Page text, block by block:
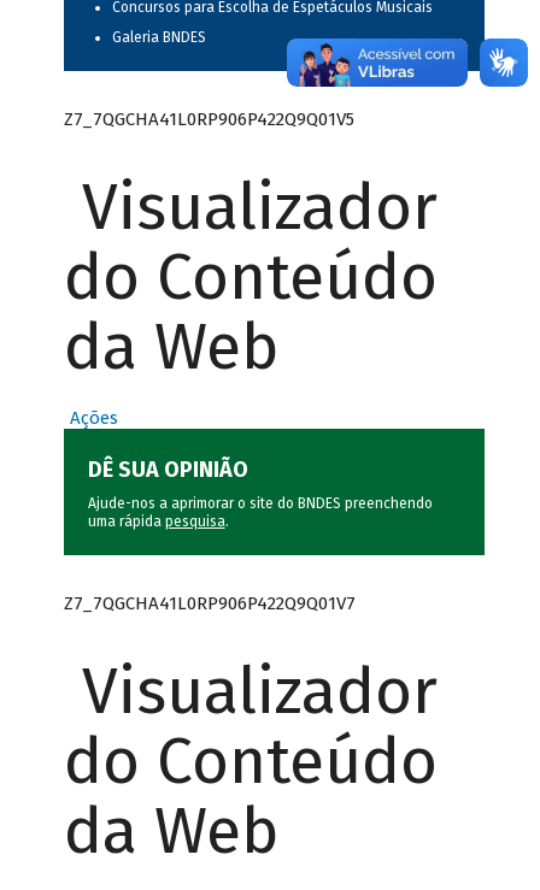
Concursos para Escolha de Espetáculos Musicais
Galeria BNDES
Z7_7QGCHA41L0RP906P422Q9Q01V5
Visualizador
do Conteúdo
da Web
Ações
DÊ SUA OPINIÃO
Ajude-nos a aprimorar o site do BNDES preenchendo
uma rápida pesquisa.
Z7_7QGCHA41L0RP906P422Q9Q01V7
Visualizador
do Conteúdo
da Web